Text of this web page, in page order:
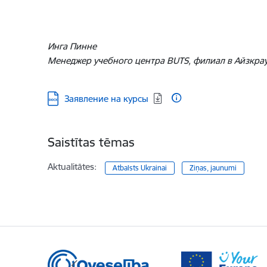
Инга Пинне
Менеджер учебного центра BUTS, филиал в
Lejupielādēt:
Заявление на курсы
Saistītas tēmas
Aktualitātes: Atbalsts Ukrainai Ziņas, jaunumi